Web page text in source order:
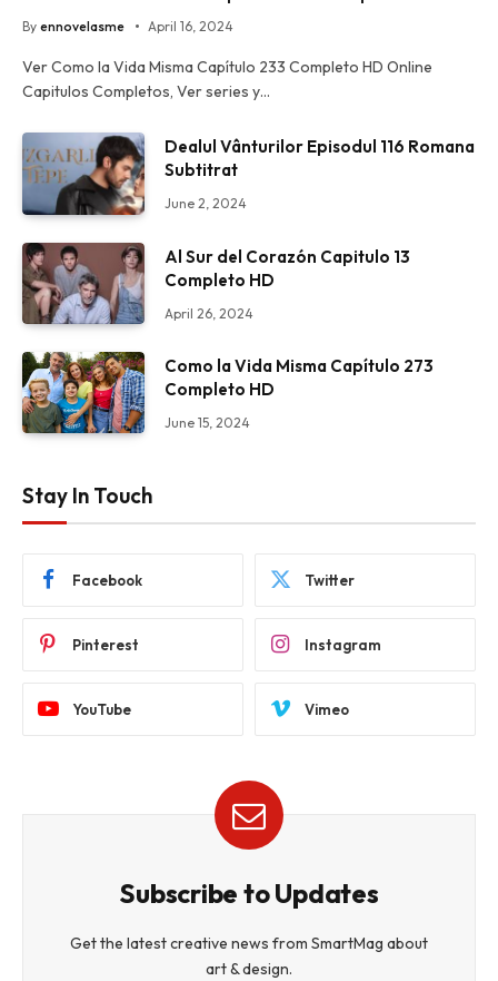
By ennovelasme April 16, 2024
Ver Como la Vida Misma Capítulo 233 Completo HD Online
Capitulos Completos, Ver series y…
Dealul Vânturilor Episodul 116 Romana
Subtitrat
June 2, 2024
Al Sur del Corazón Capitulo 13
Completo HD
April 26, 2024
Como la Vida Misma Capítulo 273
Completo HD
June 15, 2024
Stay In Touch
Facebook Twitter
Pinterest Instagram
YouTube Vimeo
Subscribe to Updates
Get the latest creative news from SmartMag about
art & design.